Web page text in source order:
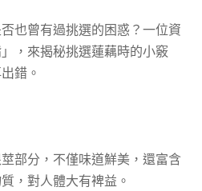
也曾有過挑選的困惑？一位資
，來揭秘挑選蓮藕時的小竅
錯。
部分，不僅味道鮮美，還富含
，對人體大有裨益。